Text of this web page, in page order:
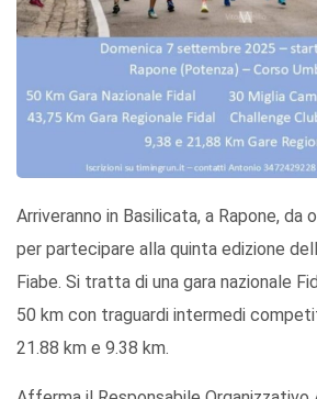
Arriveranno in Basilicata, a Rapone, da
per partecipare alla quinta edizione
Fiabe. Si tratta di una gara nazionale
50 km con traguardi intermedi
21.88 km e 9.38 km.